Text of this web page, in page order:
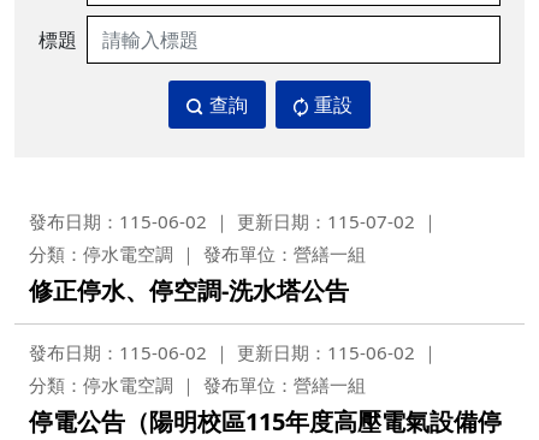
標題
查詢 重設
發布日期：115-06-02
更新日期：115-07-02
分類：停水電空調
發布單位：營繕一組
修正停水、停空調-洗水塔公告
發布日期：115-06-02
更新日期：115-06-02
分類：停水電空調
發布單位：營繕一組
停電公告（陽明校區115年度高壓電氣設備停